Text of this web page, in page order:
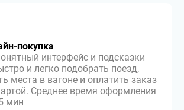
покупка
интерфейс и подсказки
и легко подобрать поезд,
места в вагоне и оплатить заказ
Среднее время оформления
мин